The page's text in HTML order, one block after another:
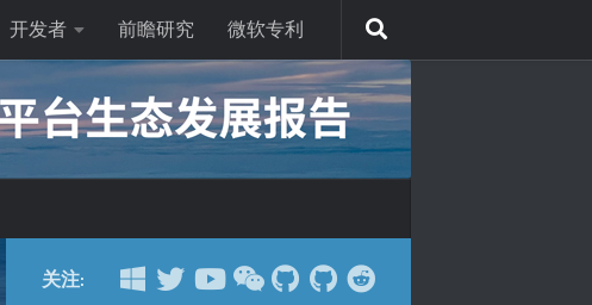
开发者 前瞻研究 微软专利
关注: